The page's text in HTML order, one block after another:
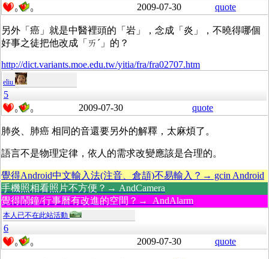
0 0 2009-07-30 quote
另外「癌」就是中醫裡頭的「岩」，念成「炎」，不曉得哪個
好事之徒把他改成「ㄞˊ」的？
http://dict.variants.moe.edu.tw/yitia/fra/fra02707.htm
eliu
5
0 0 2009-07-30 quote
肺炎、肺癌 相同的音還要另外的解釋，太麻煩了。
語言不是物理定律，依人的需求改變應該是合理的。
覺得Android中文輸入法(注音、倉頡)不易輸入？→ gcin Android
手機照相看照片不方便？→ AndCamera
覺得鬧鐘/行事曆有改進的空間？→ AndAlarm
本人已不在此站活動
6
0 0 2009-07-30 quote